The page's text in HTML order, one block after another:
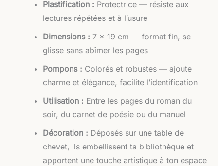
Plastification : Protectrice — résiste aux
lectures répétées et à l’usure
Dimensions : 7 × 19 cm — format fin, se
glisse sans abîmer les pages
Pompons : Colorés et robustes — ajoute
charme et élégance, facilite l’identification
Utilisation : Entre les pages du roman du
soir, du carnet de poésie ou du manuel
Décoration : Déposés sur une table de
chevet, ils embellissent ta bibliothèque et
apportent une touche artistique à ton espace